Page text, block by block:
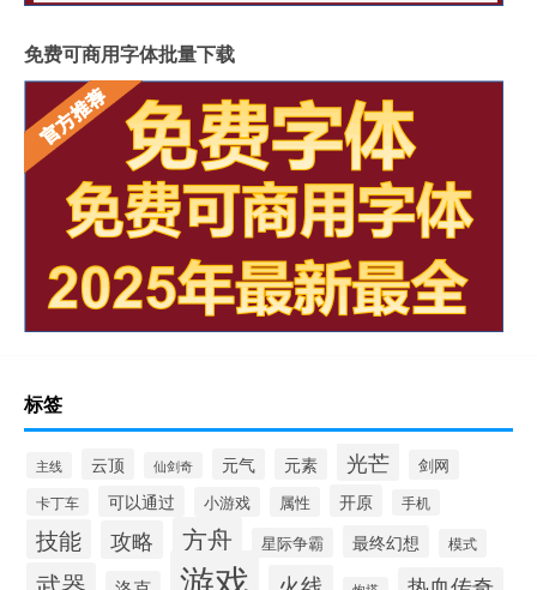
免费可商用字体批量下载
标签
主线 云顶 仙剑奇 元气 元素 光芒 剑网
卡丁车 可以通过 小游戏 属性 开原 手机
技能 攻略 方舟 星际争霸 最终幻想 模式
游戏